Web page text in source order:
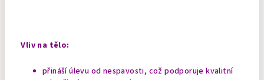
Vliv na tělo:
přináší úlevu od nespavosti, což podporuje kvalitní